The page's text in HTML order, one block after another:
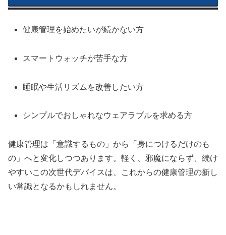
健康管理を始めたいが続かない方
スマートウォッチが苦手な方
睡眠や生活リズムを改善したい方
シンプルでおしゃれなウェアラブルを求める方
健康管理は「意識するもの」から「身につけるだけのも
の」へと変化しつつあります。軽く、邪魔にならず、続け
やすいこの次世代デバイスは、これからの健康管理の新し
い常識となるかもしれません。